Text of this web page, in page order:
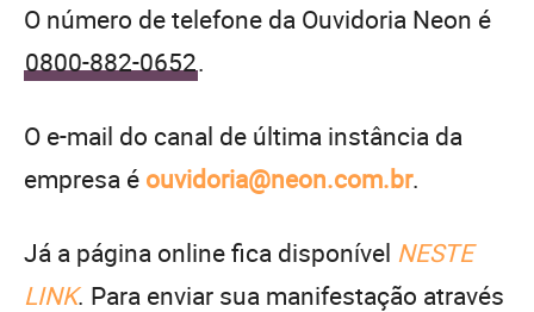
O número de telefone da Ouvidoria Neon é
0800-882-0652.
O e-mail do canal de última instância da
empresa é ouvidoria@neon.com.br.
Já a página online fica disponível NESTE
LINK. Para enviar sua manifestação através